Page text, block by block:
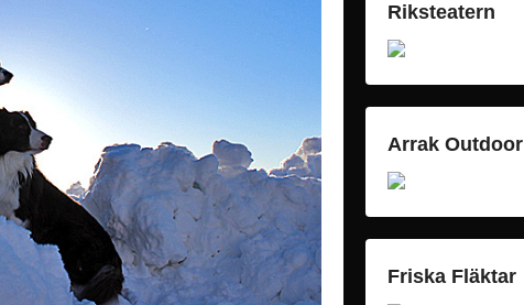
Riksteatern
Arrak Outdoor
Friska Fläktar